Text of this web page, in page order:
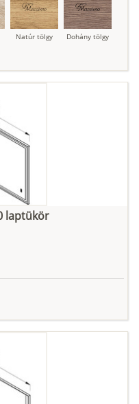
Natúr tölgy Dohány tölgy
laptükör